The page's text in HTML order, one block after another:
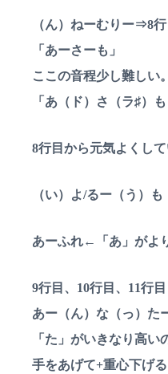
（ん）ねーむりー⇒8
「あーさーも」
ここの音程少し難しい
「あ（ド）さ（ラ♯）も
8行目から元気よくして
（い）よ/るー（う）も
あーふれ←「あ」がよ
9行目、10行目、11行目
あー（ん）な（っ）た
「た」がいきなり高い
手をあげて+重心下げ